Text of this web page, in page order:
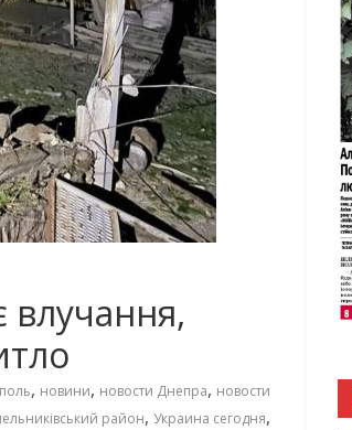
, новини, новости Днепра, новости
район, Украина сегодня,